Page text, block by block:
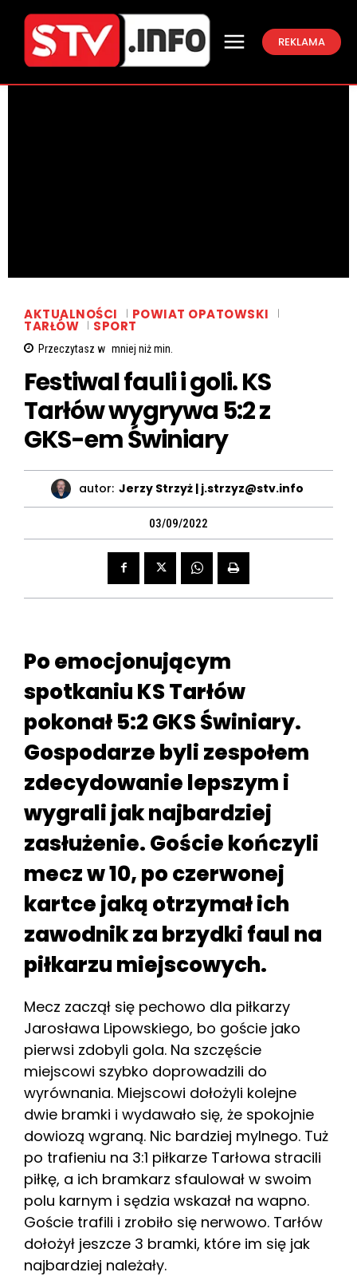
REKLAMA
AKTUALNOŚCI POWIAT OPATOWSKI
TARŁÓW SPORT
Przeczytasz w mniej niżmin.
Festiwal fauli i goli. KS
Tarłów wygrywa 5:2 z
GKS-em Świniary
autor: Jerzy Strzyż | j.strzyz@stv.info
03/09/2022
Po emocjonującym
spotkaniu KS Tarłów
pokonał 5:2 GKS Świniary.
Gospodarze byli zespołem
zdecydowanie lepszym i
wygrali jak najbardziej
zasłużenie. Goście kończyli
mecz w 10, po czerwonej
kartce jaką otrzymał ich
zawodnik za brzydki faul na
piłkarzu miejscowych.
Mecz zaczął się pechowo dla piłkarzy
Jarosława Lipowskiego, bo goście jako
pierwsi zdobyli gola. Na szczęście
miejscowi szybko doprowadzili do
wyrównania. Miejscowi dołożyli kolejne
dwie bramki i wydawało się, że spokojnie
dowiozą wgraną. Nic bardziej mylnego. Tuż
po trafieniu na 3:1 piłkarze Tarłowa stracili
piłkę, a ich bramkarz sfaulował w swoim
polu karnym i sędzia wskazał na wapno.
Goście trafili i zrobiło się nerwowo. Tarłów
dołożył jeszcze 3 bramki, które im się jak
najbardziej należały.